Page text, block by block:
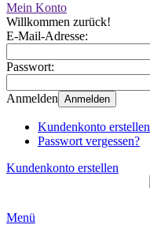
Mein Konto
Willkommen zurück!
E-Mail-Adresse:
Passwort:
Anmelden Anmelden
Kundenkonto erstellen
Passwort vergessen?
Kundenkonto erstellen
Menü